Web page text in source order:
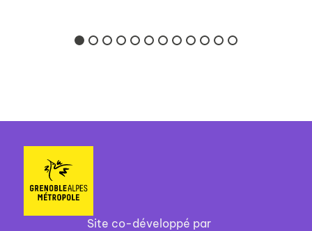
Site co-développé par